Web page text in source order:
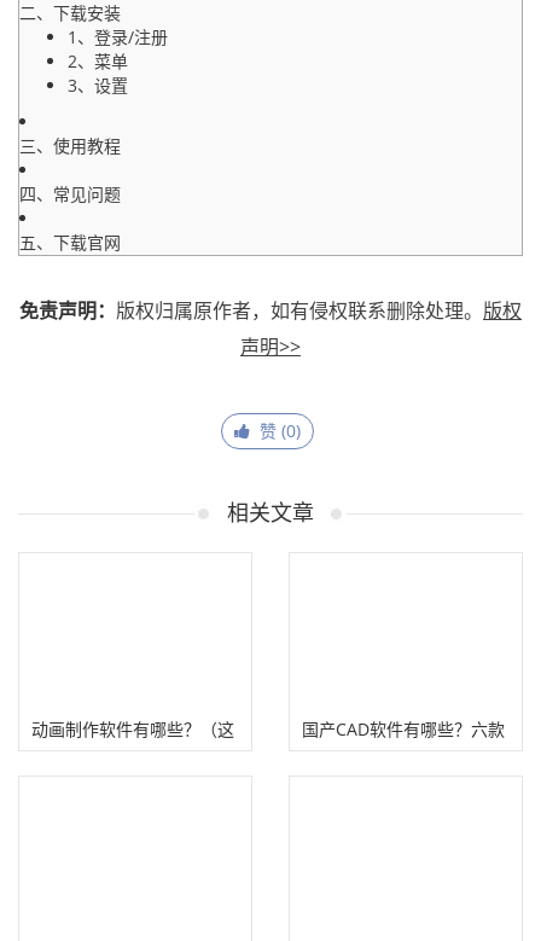
二、下载安装
1、登录/注册
2、菜单
3、设置
三、使用教程
四、常见问题
五、下载官网
免责声明： 版权归属原作者，如有侵权联系删除处理。 版权
声明>>
赞 (0)
相关文章
动画制作软件有哪些？（这
11款动画制作工具专业好
国产CAD软件有哪些？六款
国产CAD绘图软件！